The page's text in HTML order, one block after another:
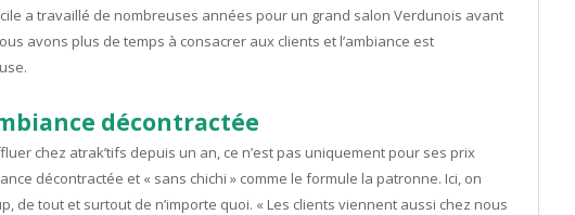
a travaillé de nombreuses années pour un grand salon Verdunois avant
avons plus de temps à consacrer aux clients et l’ambiance est
décontractée
chez atrak’tifs depuis un an, ce n’est pas uniquement pour ses prix
décontractée et « sans chichi » comme le formule la patronne. Ici, on
de tout et surtout de n’importe quoi. « Les clients viennent aussi chez nous